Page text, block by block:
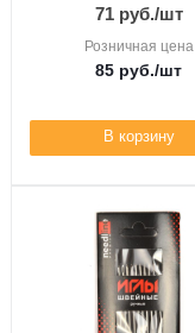
71руб./шт
Розничная цена
85 руб./шт
В корзину